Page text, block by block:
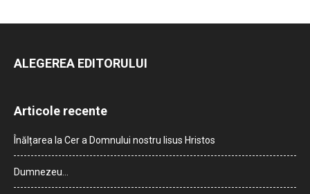
ALEGEREA EDITORULUI
Articole recente
Înălțarea la Cer a Domnului nostru Iisus Hristos
Dumnezeu…